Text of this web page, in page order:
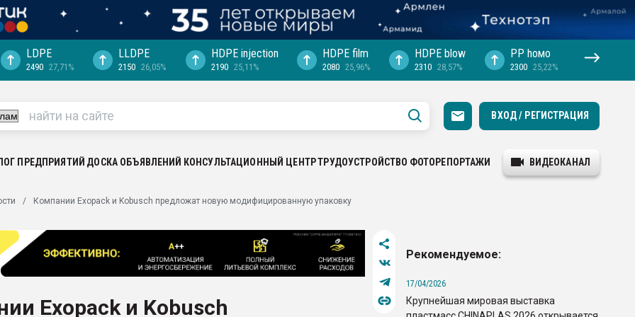
выходит на
рынке
LDPE
2490 27,71%
LLDPE
2150 26,05%
HDPE injection
2190 25,11%
HDPE film
2080 25,96%
HDPE blow
2310 28,57%
PP hомо
2300 25,22%
ВХОД / РЕГИСТРАЦИЯ
ПРЕДПРИЯТИЙ ДОСКА ОБЪЯВЛЕНИЙ КОНСУЛЬТАЦИОННЫЙ ЦЕНТРТРУДОУСТРОЙСТВО ФОТОРЕПОРТАЖИ ВИДЕОКАНАЛ
Компании Exopack и Kobusch предложат новую модифицированную упаковку
Exopack и Kobusch
Рекомендуемое:
17/04/2026
Крупнейшая мировая выставка